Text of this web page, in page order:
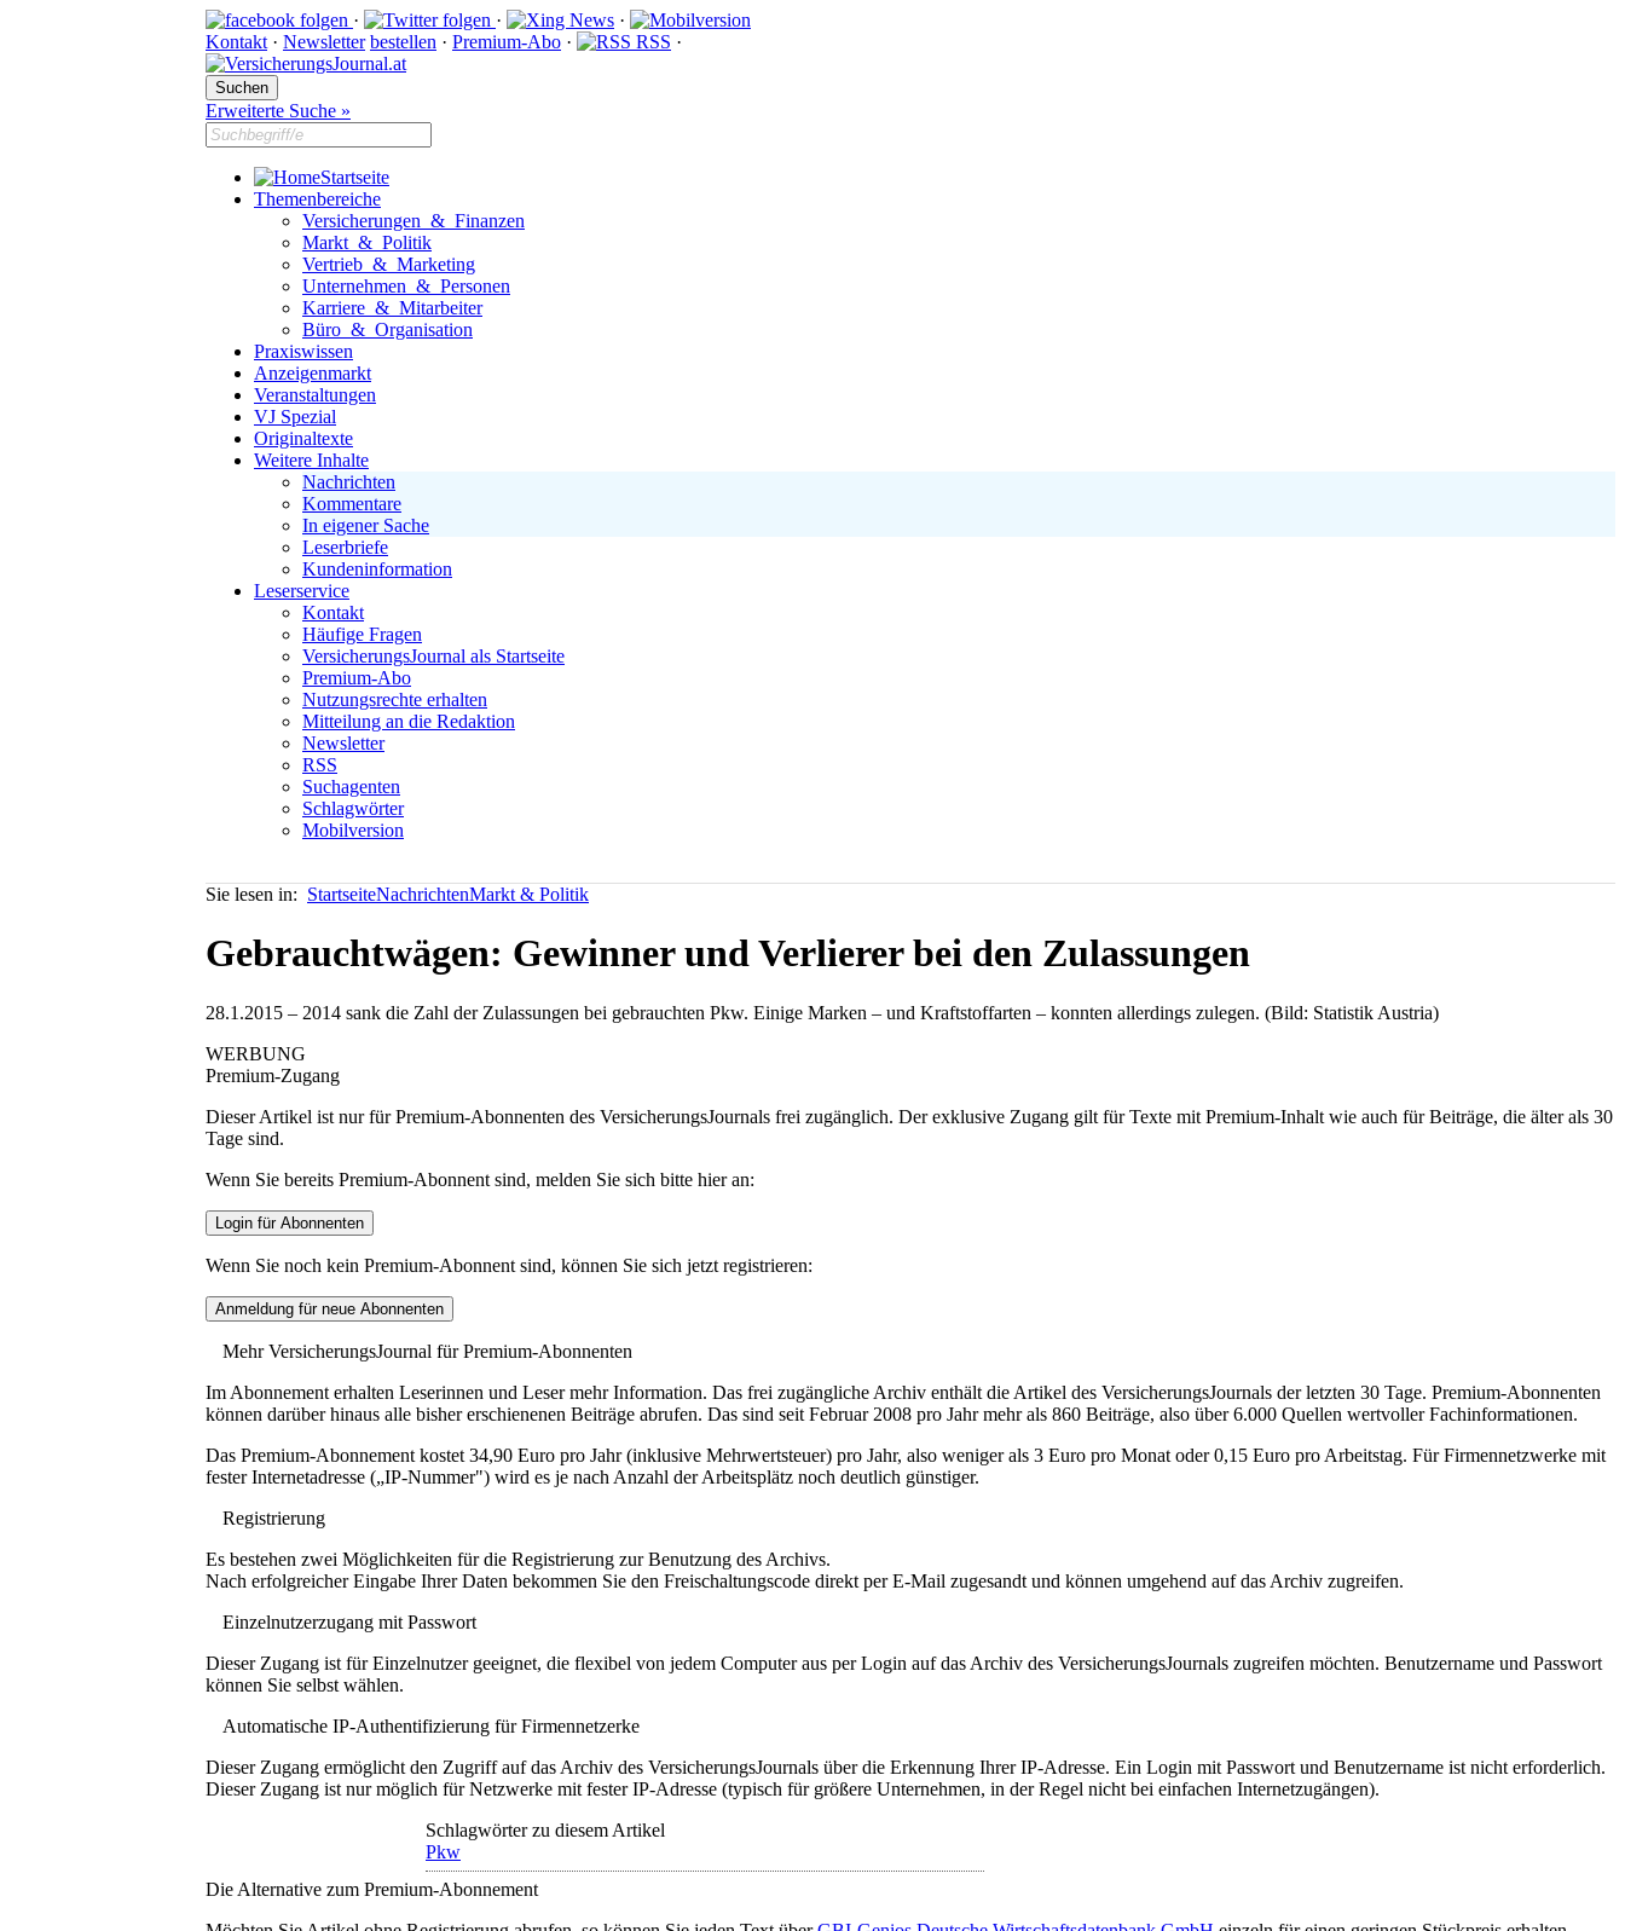
· ·
·
Kontakt · Newsletter bestellen · Premium-Abo · RSS ·
Erweiterte Suche »
Startseite
Themenbereiche
Versicherungen & Finanzen
Markt & Politik
Vertrieb & Marketing
Unternehmen & Personen
Karriere & Mitarbeiter
Büro & Organisation
Praxiswissen
Anzeigenmarkt
Veranstaltungen
VJ Spezial
Originaltexte
Weitere Inhalte
Nachrichten
Kommentare
In eigener Sache
Leserbriefe
Kundeninformation
Leserservice
Kontakt
Häufige Fragen
VersicherungsJournal als Startseite
Premium-Abo
Nutzungsrechte erhalten
Mitteilung an die Redaktion
Newsletter
RSS
Suchagenten
Schlagwörter
Mobilversion
Sie lesen in: StartseiteNachrichtenMarkt & Politik
Gebrauchtwägen: Gewinner und Verlierer bei den Zulassungen
28.1.2015 – 2014 sank die Zahl der Zulassungen bei gebrauchten Pkw. Einige Marken – und Kraftstoffarten – konnten allerdings zulegen. (Bild: Statistik Austria)
WERBUNG
Premium-Zugang
Dieser Artikel ist nur für Premium-Abonnenten des VersicherungsJournals frei zugänglich. Der exklusive Zugang gilt für Texte mit Premium-Inhalt wie auch für Beiträge, die älter als 30
Tage sind.
Wenn Sie bereits Premium-Abonnent sind, melden Sie sich bitte hier an:
Wenn Sie noch kein Premium-Abonnent sind, können Sie sich jetzt registrieren:
Mehr VersicherungsJournal für Premium-Abonnenten
Im Abonnement erhalten Leserinnen und Leser mehr Information. Das frei zugängliche Archiv enthält die Artikel des VersicherungsJournals der letzten 30 Tage. Premium-Abonnenten
können darüber hinaus alle bisher erschienenen Beiträge abrufen. Das sind seit Februar 2008 pro Jahr mehr als 860 Beiträge, also über 6.000 Quellen wertvoller Fachinformationen.
Das Premium-Abonnement kostet 34,90 Euro pro Jahr (inklusive Mehrwertsteuer) pro Jahr, also weniger als 3 Euro pro Monat oder 0,15 Euro pro Arbeitstag. Für Firmennetzwerke mit
fester Internetadresse („IP-Nummer") wird es je nach Anzahl der Arbeitsplätz noch deutlich günstiger.
Registrierung
Es bestehen zwei Möglichkeiten für die Registrierung zur Benutzung des Archivs.
Nach erfolgreicher Eingabe Ihrer Daten bekommen Sie den Freischaltungscode direkt per E-Mail zugesandt und können umgehend auf das Archiv zugreifen.
Einzelnutzerzugang mit Passwort
Dieser Zugang ist für Einzelnutzer geeignet, die flexibel von jedem Computer aus per Login auf das Archiv des VersicherungsJournals zugreifen möchten. Benutzername und Passwort
können Sie selbst wählen.
Automatische IP-Authentifizierung für Firmennetzerke
Dieser Zugang ermöglicht den Zugriff auf das Archiv des VersicherungsJournals über die Erkennung Ihrer IP-Adresse. Ein Login mit Passwort und Benutzername ist nicht erforderlich.
Dieser Zugang ist nur möglich für Netzwerke mit fester IP-Adresse (typisch für größere Unternehmen, in der Regel nicht bei einfachen Internetzugängen).
Schlagwörter zu diesem Artikel
Pkw
Die Alternative zum Premium-Abonnement